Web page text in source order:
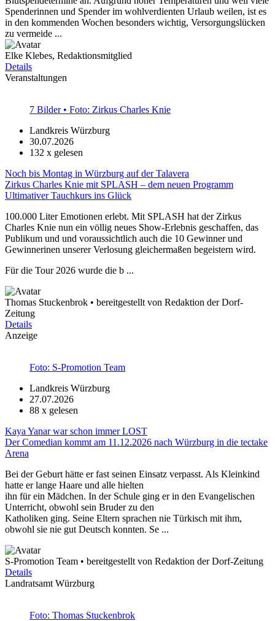
Spenderinnen und Spender im wohlverdienten Urlaub weilen, ist es
in den kommenden Wochen besonders wichtig, Versorgungslücken
zu vermeide ...
Elke Klebes, Redaktionsmitglied
Details
Veranstaltungen
7 Bilder • Foto: Zirkus Charles Knie
Landkreis Würzburg
30.07.2026
132 x gelesen
Noch bis Montag in Würzburg auf der Talavera
Zirkus Charles Knie mit SPLASH – dem neuen Programm
Ultimativer Tauchkurs ins Glück
100.000 Liter Emotionen erlebt. Mit SPLASH hat der Zirkus
Charles Knie nun ein völlig neues Show-Erlebnis geschaffen, das
Publikum und und voraussichtlich auch die 10 Gewinner und
Gewinnerinen unserer Verlosung gleichermaßen begeistern wird.
Für die Tour 2026 wurde die b ...
Thomas Stuckenbrok • bereitgestellt von Redaktion der Dorf-
Zeitung
Details
Anzeige
Foto: S-Promotion Team
Landkreis Würzburg
27.07.2026
88 x gelesen
Kaya Yanar war schon immer LOST
Der Comedian kommt am 11.12.2026 nach Würzburg in die tectake
Arena
Bei der Geburt hätte er fast seinen Einsatz verpasst. Als Kleinkind
hatte er lange Haare und alle hielten
ihn für ein Mädchen. In der Schule ging er in den Evangelischen
Unterricht, obwohl sein Bruder zu den
Katholiken ging. Seine Eltern sprachen nie Türkisch mit ihm,
obwohl sie nie gut Deutsch konnten. Se ...
S-Promotion Team • bereitgestellt von Redaktion der Dorf-Zeitung
Details
Landratsamt Würzburg
Foto: Thomas Stuckenbrok